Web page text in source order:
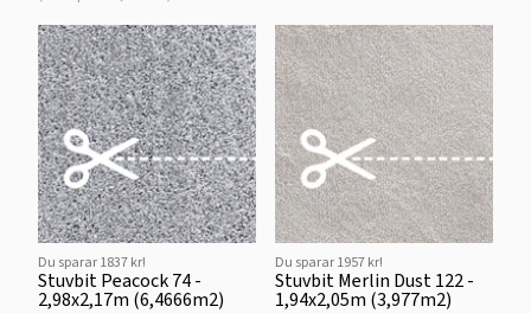
Du sparar 1837 kr!
Stuvbit Peacock 74 -
2,98x2,17m (6,4666m2)
Du sparar 1957 kr!
Stuvbit Merlin Dust 122 -
1,94x2,05m (3,977m2)